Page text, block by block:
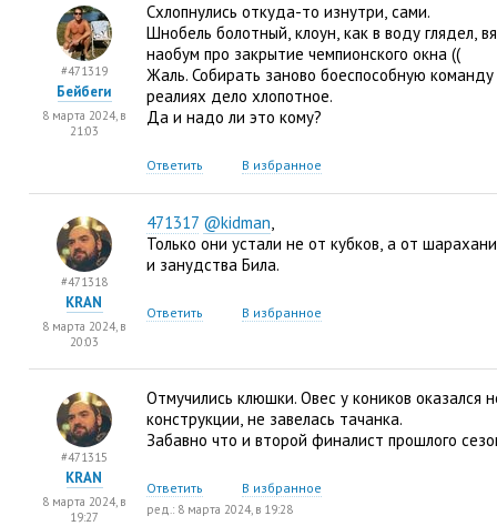
Схлопнулись откуда-то изнутри, сами.
Шнобель болотный, клоун, как в воду глядел,
наобум про закрытие чемпионского окна ((
Жаль. Собирать заново боеспособную
реалиях дело хлопотное.
Да и надо ли это кому?
Ответить В избранное
#471319
Бейбеги
8 марта 2024, в
21:03
471317 @kidman,
Только они устали не от кубков, а от
и занудства Била.
Ответить В избранное
#471318
KRAN
8 марта 2024, в
20:03
Отмучились клюшки. Овес у коников оказался
конструкции, не завелась тачанка.
Забавно что и второй финалист прошлого
Ответить В избранное
ред.: 8 марта 2024, в 19:28
#471315
KRAN
8 марта 2024, в
19:27